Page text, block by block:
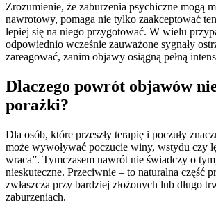
Zrozumienie, że zaburzenia psychiczne mogą
nawrotowy, pomaga nie tylko zaakceptować
lepiej się na niego przygotować. W wielu
odpowiednio wcześnie zauważone sygnały
zareagować, zanim objawy osiągną pełną
Dlaczego powrót objawów
porażki?
Dla osób, które przeszły terapię i poczuły
może wywoływać poczucie winy, wstydu czy
wraca”. Tymczasem nawrót nie świadczy o
nieskuteczne. Przeciwnie – to naturalna część
zwłaszcza przy bardziej złożonych lub długo
zaburzeniach.